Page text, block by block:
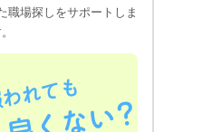
職場探しをサポートしま